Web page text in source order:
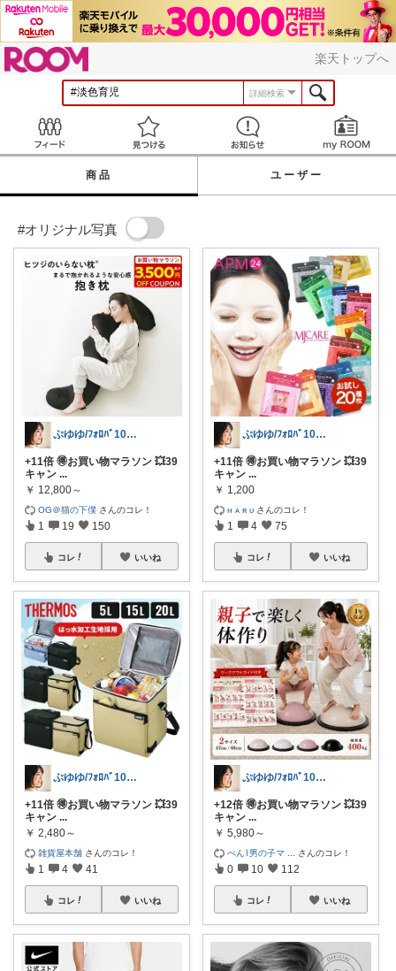
楽天トップへ
詳細検索
見つける お知らせ
商品 ユーザー
#オリジナル写真
ぷゆゆ/ﾌｫﾛﾊﾞ100 ♡から経由購入
+11倍 🉐お買い物マラソン 💥39
キャン ...
￥ 12,800～
OG＠猫の下僕 さんのコレ！
1 19 150
コレ いいね
ぷゆゆ/ﾌｫﾛﾊﾞ100 ♡から経由購入
+11倍 🉐お買い物マラソン 💥39
キャン ...
￥ 2,480～
雑貨屋本舗 さんのコレ！
1 4 41
コレ いいね
ぷゆゆ/ﾌｫﾛﾊﾞ100 ♡から経由購入
+11倍 🉐お買い物マラソン 💥39
キャン ...
￥ 1,200
ʜ ᴀ ʀ ᴜ さんのコレ！
1 4 75
コレ いいね
ぷゆゆ/ﾌｫﾛﾊﾞ100 ♡から経由購入
+12倍 🉐お買い物マラソン 💥39
キャン ...
￥ 5,980～
ぺん⌇男の子マ さんのコレ！
0 10 112
コレ いいね